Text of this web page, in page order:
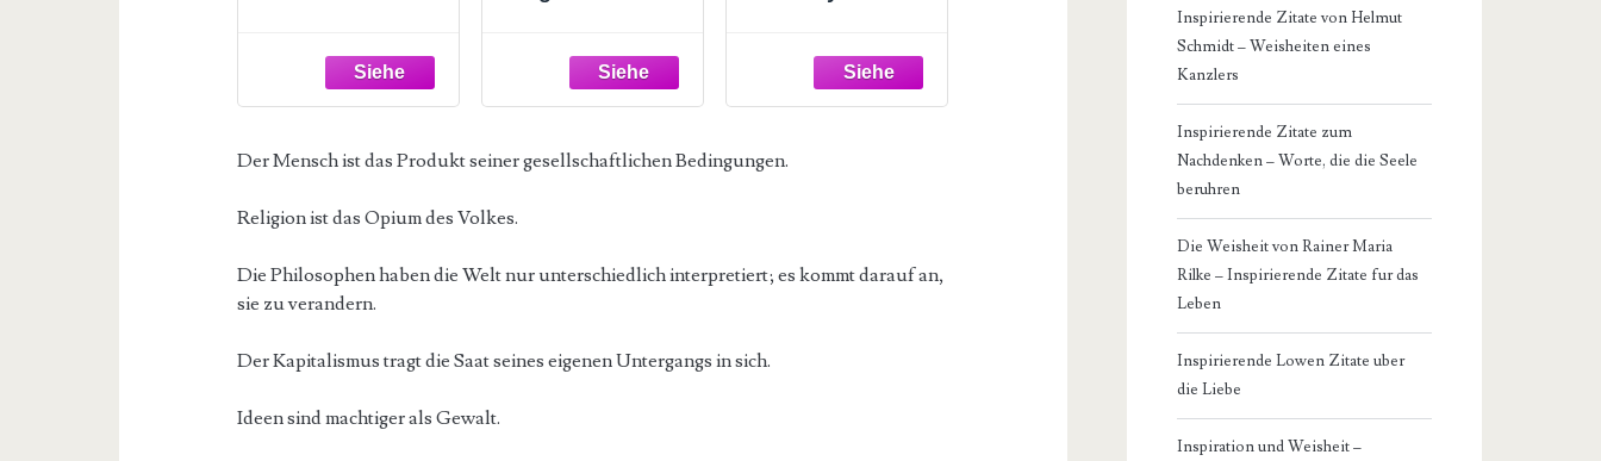
People Can't Stop
Talking About
Der Mensch ist das Produkt seiner gesellschaftlichen Bedingungen.
Religion ist das Opium des Volkes.
Die Philosophen haben die Welt nur unterschiedlich interpretiert; es kommt darauf an,
sie zu verandern.
Der Kapitalismus tragt die Saat seines eigenen Untergangs in sich.
Ideen sind machtiger als Gewalt.
Inspirierende Zitate von Helmut
Schmidt – Weisheiten eines
Kanzlers
Inspirierende Zitate zum
Nachdenken – Worte, die die Seele
beruhren
Die Weisheit von Rainer Maria
Rilke – Inspirierende Zitate fur das
Leben
Inspirierende Lowen Zitate uber
die Liebe
Inspiration und Weisheit –